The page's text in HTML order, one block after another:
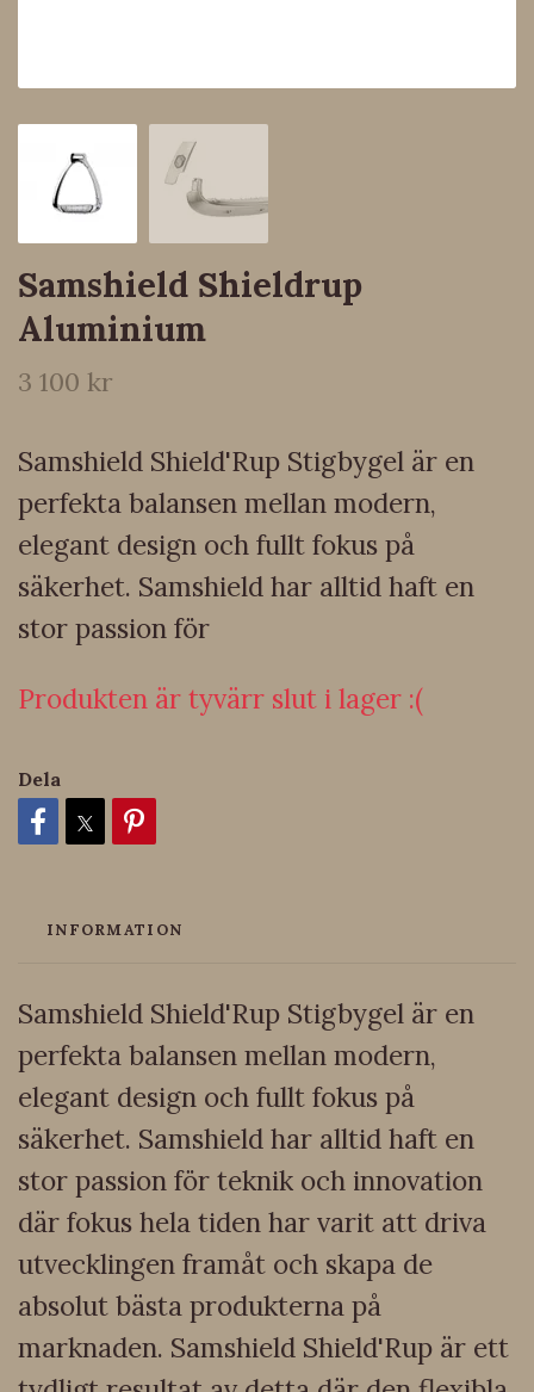
Samshield Shieldrup
Aluminium
3 100 kr
Samshield Shield'Rup Stigbygel är en
perfekta balansen mellan modern,
elegant design och fullt fokus på
säkerhet. Samshield har alltid haft en
stor passion för
Produkten är tyvärr slut i lager :(
Dela
INFORMATION
Samshield Shield'Rup Stigbygel är en
perfekta balansen mellan modern,
elegant design och fullt fokus på
säkerhet. Samshield har alltid haft en
stor passion för teknik och innovation
där fokus hela tiden har varit att driva
utvecklingen framåt och skapa de
absolut bästa produkterna på
marknaden. Samshield Shield'Rup är ett